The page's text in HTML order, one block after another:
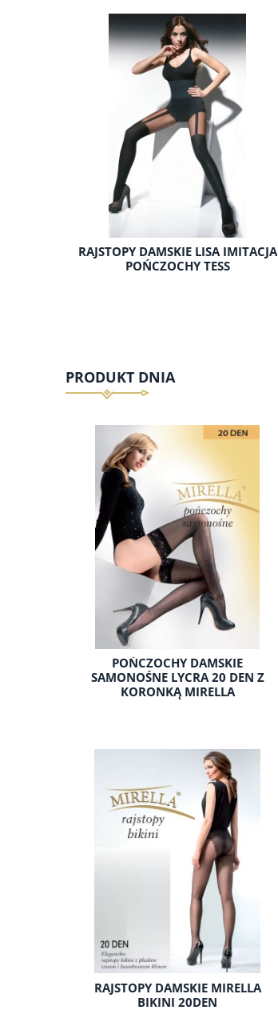
RAJSTOPY DAMSKIE LISA IMITACJA
POŃCZOCHY TESS
PRODUKT DNIA
POŃCZOCHY DAMSKIE
SAMONOŚNE LYCRA 20 DEN Z
KORONKĄ MIRELLA
RAJSTOPY DAMSKIE MIRELLA
BIKINI 20DEN